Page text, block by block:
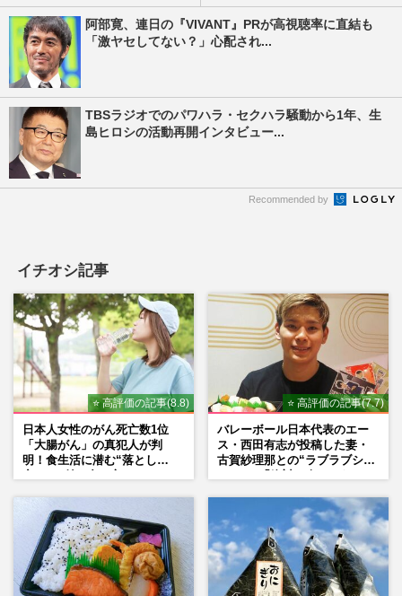
阿部寛、連日の『VIVANT』PRが高視聴率に直結も
「激ヤセしてない？」心配され...
TBSラジオでのパワハラ・セクハラ騒動から1年、生
島ヒロシの活動再開インタビュー...
Recommended by
イチオシ記事
⭐ 高評価の記事(8.8)
日本人女性のがん死亡数1位
「大腸がん」の真犯人が判
明！食生活に潜む“落とし
⭐ 高評価の記事(7.7)
バレーボール日本代表のエー
ス・西田有志が投稿した妻・
古賀紗理那との“ラブラブショ